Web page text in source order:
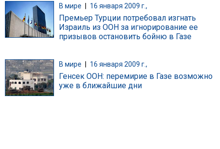
В мире 16 января 2009 г.,
Премьер Турции потребовал изгнать
Израиль из ООН за игнорирование ее
призывов остановить бойню в Газе
В мире 16 января 2009 г.,
Генсек ООН: перемирие в Газе возможно
уже в ближайшие дни